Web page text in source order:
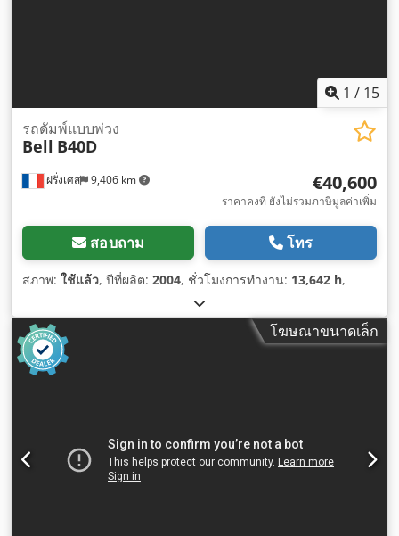
1 / 15
ฝรั่งเศส 9,406 km
รถดัมพ์แบบพ่วง
Bell B40D
€40,600
ราคาคงที่ ยังไม่รวมภาษีมูลค่าเพิ่ม
สอบถาม โทร
สภาพ: ใช้แล้ว, ปีที่ผลิต: 2004, ชั่วโมงการทำงาน: 13,642 h,
โฆษณาขนาดเล็ก